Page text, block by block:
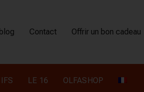
Contact Offrir un bon cadeau
LE 16 OLFASHOP